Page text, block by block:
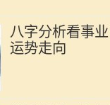
八字分析看事
运势走向